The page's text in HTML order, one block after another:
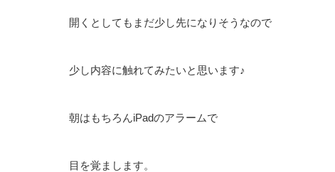
開くとしてもまだ少し先になりそうなので
少し内容に触れてみたいと思います♪
朝はもちろんiPadのアラームで
目を覚まします。